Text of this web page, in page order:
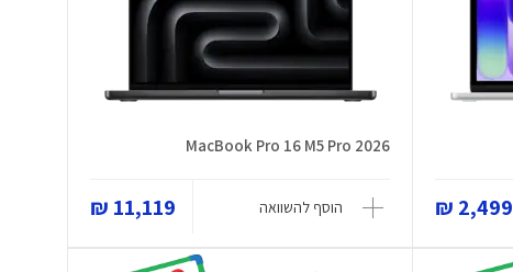
2,499 ₪
MacBook Pro 16 M5 Pro 2026
הוסף להשוואה 11,119 ₪